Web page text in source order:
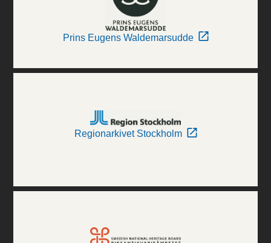
Prins Eugens Waldemarsudde
Regionarkivet Stockholm